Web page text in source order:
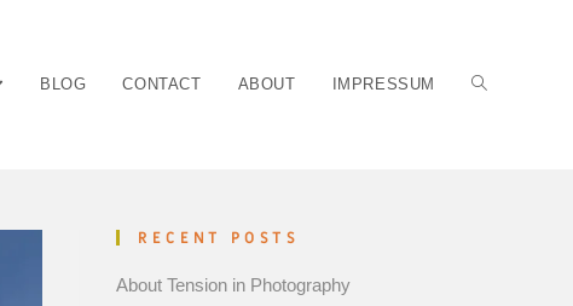
BLOG CONTACT ABOUT IMPRESSUM
RECENT POSTS
About Tension in Photography